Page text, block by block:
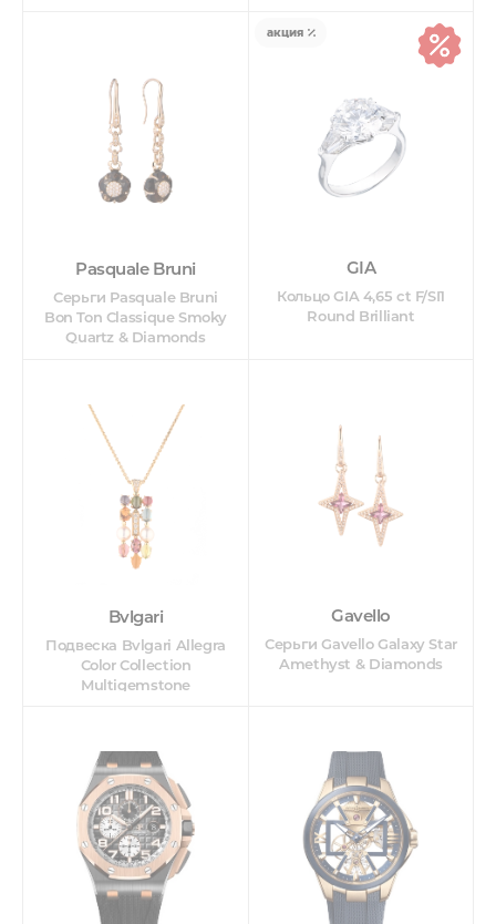
Pasquale Bruni
Серьги Pasquale Bruni
Bon Ton Classique Smoky
Quartz & Diamonds
GIA
Кольцо GIA 4,65 ct F/SI1
Round Brilliant
акция
Bvlgari
Подвеска Bvlgari Allegra
Color Collection
Multigemstone
Gavello
Серьги Gavello Galaxy Star
Amethyst & Diamonds